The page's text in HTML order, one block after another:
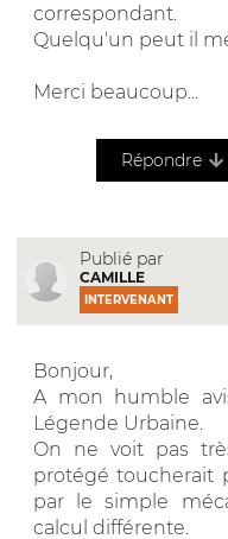
correspondant.
Quelqu'un peut il
Merci beaucoup...
Répondre
Publié par
CAMILLE
INTERVENANT
Bonjour,
A mon humble
Légende Urbaine.
On ne voit pas
protégé toucherait
par le simple
calcul différente.